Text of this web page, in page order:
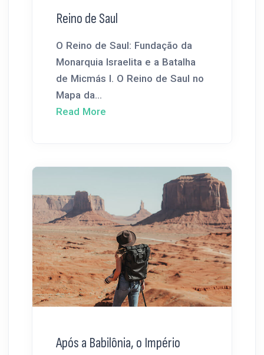
Reino de Saul
O Reino de Saul: Fundação da
Monarquia Israelita e a Batalha
de Micmás I. O Reino de Saul no
Mapa da...
Read More
Após a Babilônia, o Império